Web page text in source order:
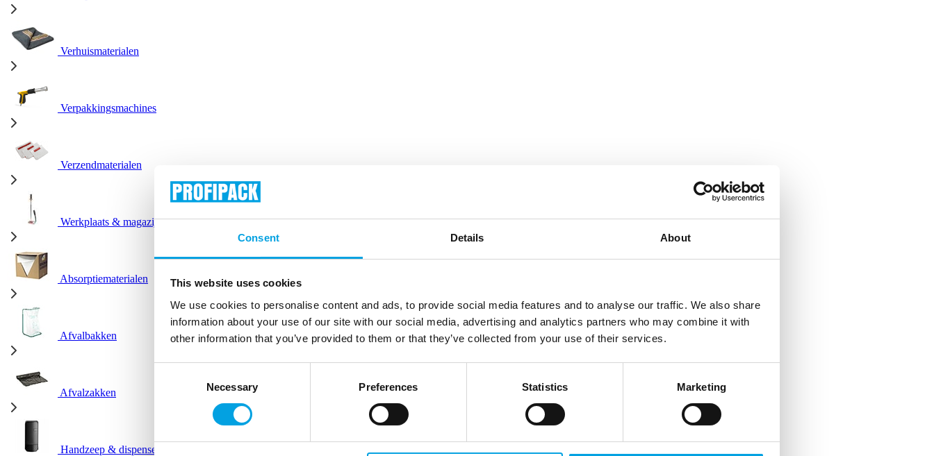
Consent Details About
This website uses cookies
We use cookies to personalise content and ads, to provide social media features and to analyse our traffic. We also share
information about your use of our site with our social media, advertising and analytics partners who may combine it with
other information that you’ve provided to them or that they’ve collected from your use of their services.
Necessary Preferences Statistics Marketing
Verhuismaterialen
Verpakkingsmachines
Verzendmaterialen
Werkplaats & magazijn
Absorptiematerialen
Afvalbakken
Afvalzakken
Handzeep & dispensers